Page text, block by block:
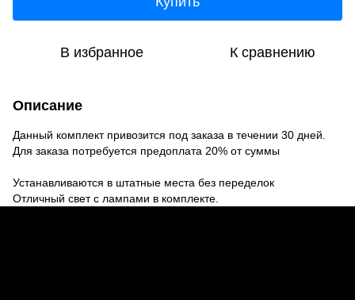
В избранное К сравнению
Описание
Данный комплект привозится под заказа в течении 30 дней.
Для заказа потребуется предоплата 20% от суммы
Устанавливаются в штатные места без переделок
Отличный свет с лампами в комплекте.